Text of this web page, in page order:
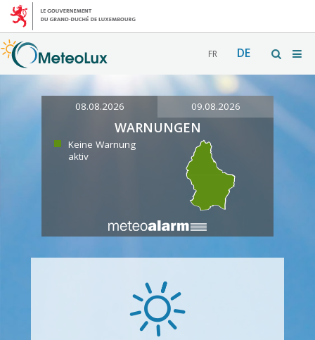
FR DE
08.08.2026 09.08.2026
WARNUNGEN
Keine Warnung
aktiv